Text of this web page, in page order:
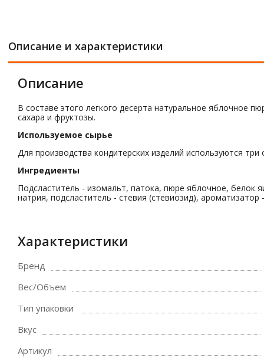
Описание и характеристики
Описание
В составе этого легкого десерта натуральное яблочное
сахара и фруктозы.
Используемое сырье
Для производства кондитерских изделий используются
Ингредиенты
Подсластитель - изомальт, патока, пюре яблочное, белок
натрия, подсластитель - стевия (стевиозид), ароматизатор
Характеристики
Бренд
Вес/Объем
Тип упаковки
Вкус
Артикул